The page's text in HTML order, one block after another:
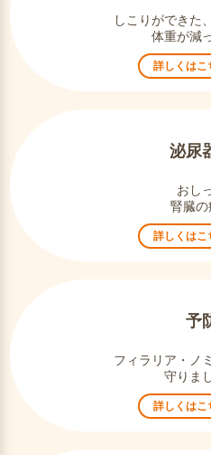
しこりができた
体重が減
詳しくはこ
泌尿
おし
腎臓の
詳しくはこ
予
フィラリア・ノ
守りま
詳しくはこ